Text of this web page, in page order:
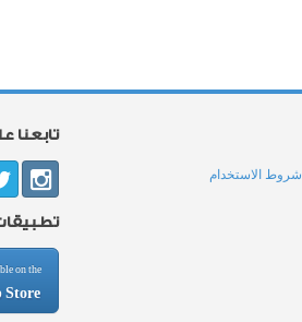
شروط الاستخدام
تابعنا
on the
Store